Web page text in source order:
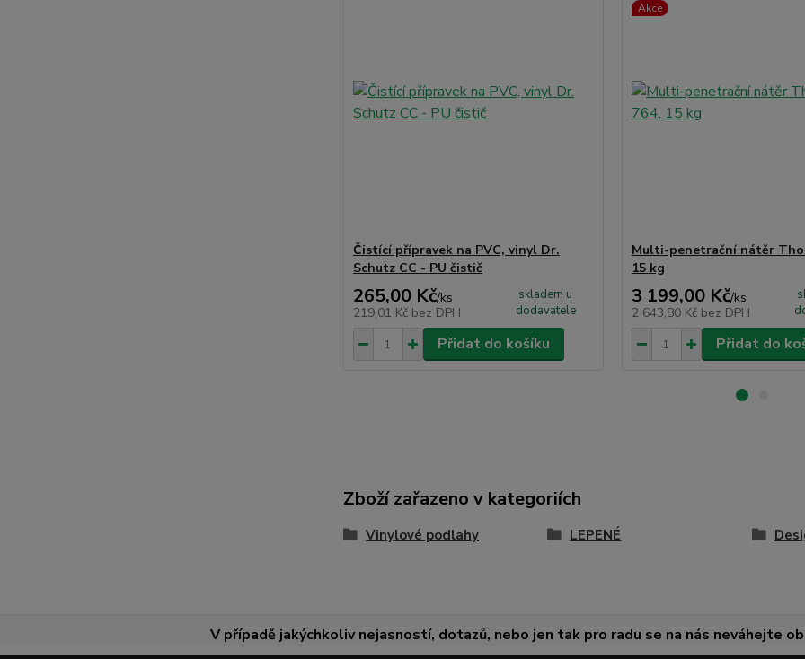
Čistící přípravek na PVC, vinyl Dr.
Schutz CC - PU čistič
265,00 Kč/ks
219,01 Kč bez DPH
skladem u
dodavatele
Přidat do košíku
Akce
Multi-penetrační nátěr
15 kg
3 199,00 Kč/ks
2 643,80 Kč bez DPH
Přidat do
Zboží zařazeno v kategoriích
Vinylové podlahy LEPENÉ
V případě jakýchkoliv nejasností, dotazů, nebo jen tak pro radu se na nás neváhejte